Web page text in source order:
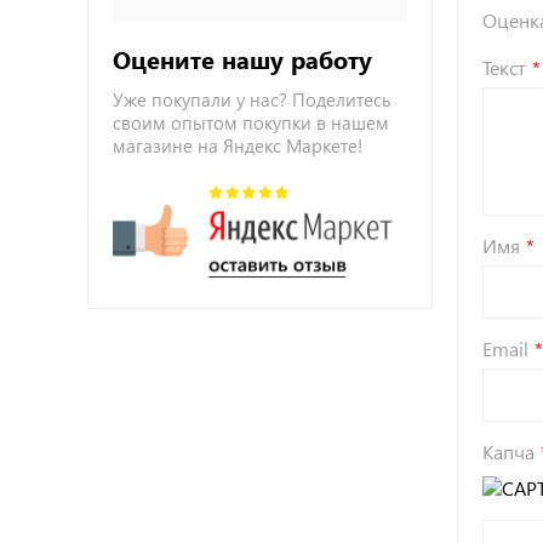
Оцените нашу работу
Уже покупали у нас? Поделитесь
своим опытом покупки в нашем
магазине на Яндекс Маркете!
Текст
Имя
Email
Капча